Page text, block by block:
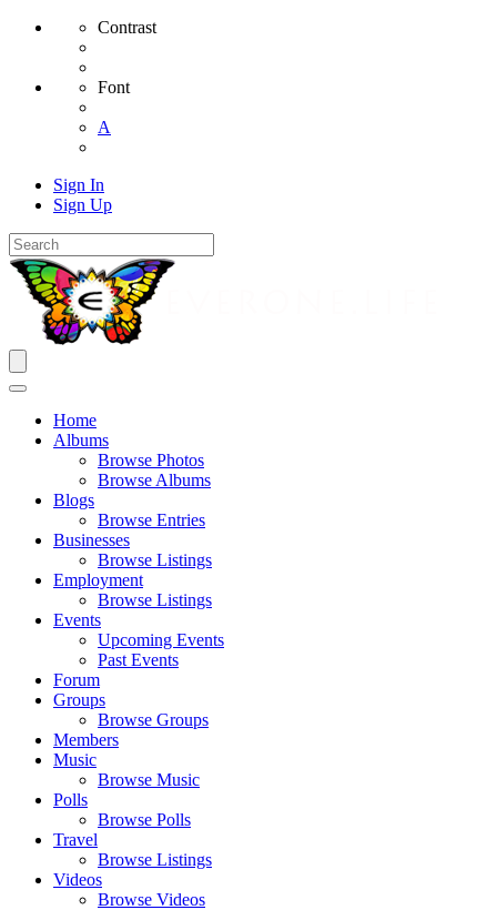
Contrast
Font
A
Sign In
Sign Up
Home
Albums
Browse Photos
Browse Albums
Blogs
Browse Entries
Businesses
Browse Listings
Employment
Browse Listings
Events
Upcoming Events
Past Events
Forum
Groups
Browse Groups
Members
Music
Browse Music
Polls
Browse Polls
Travel
Browse Listings
Videos
Browse Videos